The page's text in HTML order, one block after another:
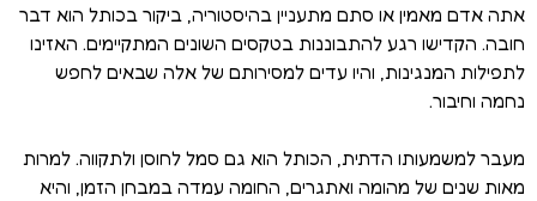
אתה אדם מאמין או סתם מתעניין בהיסטוריה, ביקור בכותל הוא דבר
חובה. הקדישו רגע להתבוננות בטקסים השונים המתקיימים. האזינו
לתפילות המנגינות, והיו עדים למסירותם של אלה שבאים לחפש
נחמה וחיבור.
מעבר למשמעותו הדתית, הכותל הוא גם סמל לחוסן ולתקווה. למרות
מאות שנים של מהומה ואתגרים, החומה עמדה במבחן הזמן, והיא